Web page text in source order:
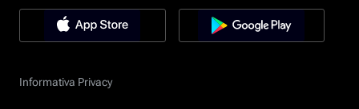
Informativa Privacy